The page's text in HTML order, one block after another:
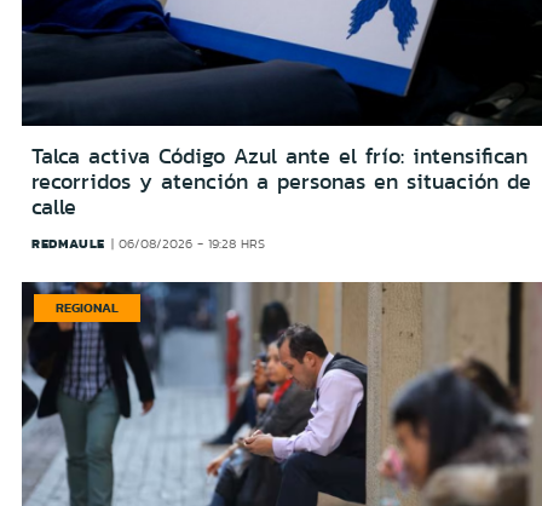
Talca activa Código Azul ante el frío: intensifican
recorridos y atención a personas en situación de
calle
REDMAULE 06/08/2026 - 19:28 HRS
REGIONAL